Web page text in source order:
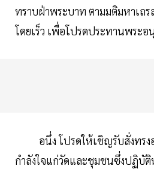
ทราบฝ่าพระบาท ตามมติมหาเ
โดยเร็ว เพื่อโปรดประทานพระอ
อนึ่ง โปรดให้เชิญรับสั่งทรง
กำลังใจแก่วัดและชุมชนซึ่งปฏิบั